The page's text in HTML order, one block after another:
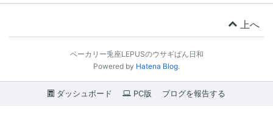
上へ
ベーカリー兎座LEPUSのウサギぱん日和
Powered by Hatena Blog.
ダッシュボード PC版 ブログを報告する